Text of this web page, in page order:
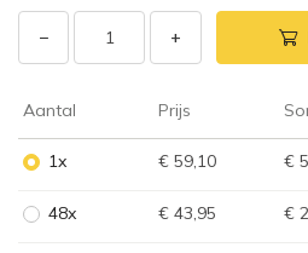
− +
Aantal Prijs
1x € 59,10 €
48x € 43,95 €